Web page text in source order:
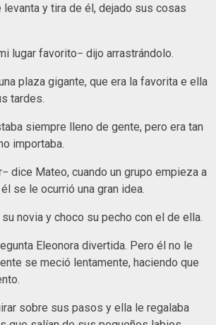
levanta y tira de él, dejado sus cosas
lugar favorito− dijo arrastrándolo.
plaza gigante, que era la favorita e ella
tardes.
siempre lleno de gente, pero era tan
importaba.
dice Mateo, cuando un grupo empieza a
se le ocurrió una gran idea.
novia y choco su pecho con el de ella.
Eleonora divertida. Pero él no le
se meció lentamente, haciendo que
sobre sus pasos y ella le regalaba